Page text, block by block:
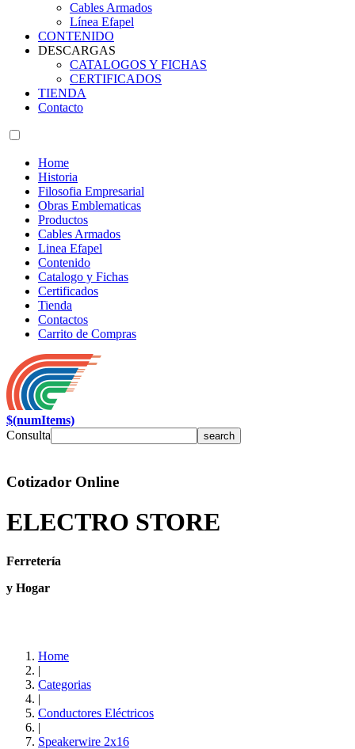
Cables Armados
Línea Efapel
CONTENIDO
DESCARGAS
CATALOGOS Y FICHAS
CERTIFICADOS
TIENDA
Contacto
Home
Historia
Filosofia Empresarial
Obras Emblematicas
Productos
Cables Armados
Linea Efapel
Contenido
Catalogo y Fichas
Certificados
Tienda
Contactos
Carrito de Compras
$(numItems)
Consulta
Cotizador Online
ELECTRO STORE
Ferretería
y Hogar
Home
|
Categorias
|
Conductores Eléctricos
|
Speakerwire 2x16